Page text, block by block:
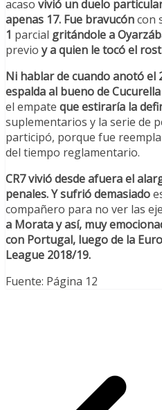
acaso vivió un duelo
apenas 17. Fue bravucóncon
1 parcial gritándole a
previo y a quien le tocó el
Ni hablar de cuando anotó
espalda al bueno de Cucurella
el empate que estiraría la
suplementarios y la serie de
participó, porque fue
del tiempo reglamentario.
CR7 vivió desde afuera el
penales. Y sufrió demasiado
compañero para no ver las
a Morata y así, muy
con Portugal, luego de la
League 2018/19.
Fuente: Página 12